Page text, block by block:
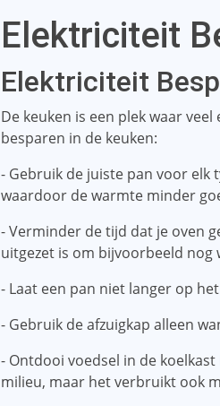
Elektriciteit
Elektriciteit
De keuken is een plek waar
besparen in de keuken:
- Gebruik de juiste pan voor elk
waardoor de warmte minder
- Verminder de tijd dat je oven
uitgezet is om bijvoorbeeld
- Laat een pan niet langer op
- Gebruik de afzuigkap alleen
- Ontdooi voedsel in de
milieu, maar het verbruikt ook